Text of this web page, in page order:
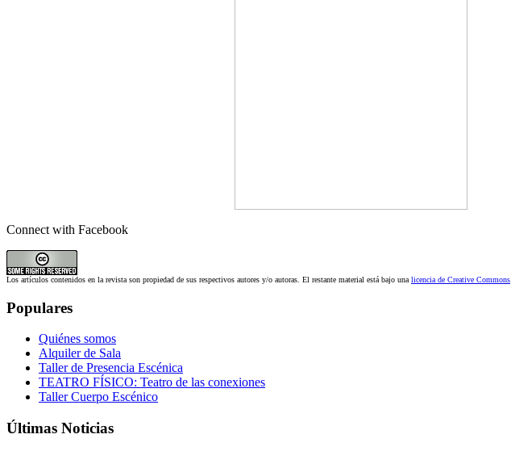
Connect with Facebook
Los artículos contenidos en la revista son propiedad de sus respectivos autores y/o autoras. El restante material está bajo una licencia de Creative Commons
Populares
Quiénes somos
Alquiler de Sala
Taller de Presencia Escénica
TEATRO FÍSICO: Teatro de las conexiones
Taller Cuerpo Escénico
Últimas Noticias